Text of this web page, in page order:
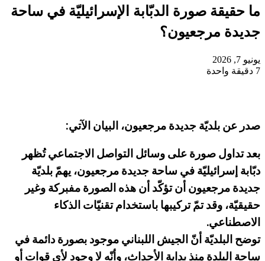
ما حقيقة صورة الدبّابة الإسرائيليّة في ساحة
جديدة مرجعيون؟
يونيو 7, 2026
7 دقيقة واحدة
صدر عن بلديّة جديدة مرجعيون، البيان الآتي:
بعد تداول صورة على وسائل التواصل الاجتماعي تُظهر
دبّابة إسرائيليّة في ساحة جديدة مرجعيون، يهمّ بلديّة
جديدة مرجعيون أن تؤكّد أن هذه الصورة مفبركة وغير
حقيقيّة، وقد تمّ تركيبها باستخدام تقنيّات الذكاء
الاصطناعي.
توضح البلديّة أنّ الجيش اللبناني موجود بصورة دائمة في
ساحة البلدة منذ بداية الأحداث، وأنّه لا وجود لأي قوات أو